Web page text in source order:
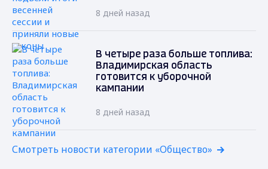
8 дней назад
В четыре раза больше топлива:
Владимирская область
готовится к уборочной
кампании
8 дней назад
Смотреть новости категории «Общество»